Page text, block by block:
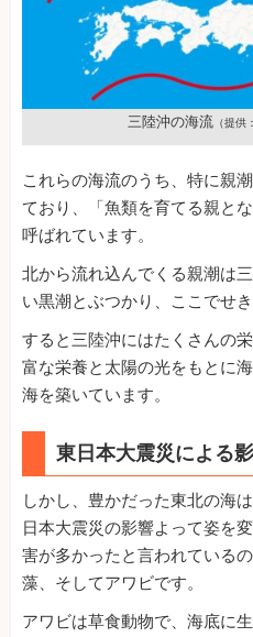
三陸沖の海流 （提供
これらの海流のうち、特に親
ており、「魚類を育てる親と
呼ばれています。
北から流れ込んでくる親潮は
い黒潮とぶつかり、ここでせき
すると三陸沖にはたくさんの
富な栄養と太陽の光をもとに
海を築いています。
東日本大震災による
しかし、豊かだった東北の海
日本大震災の影響よって姿を
害が多かったと言われている
藻、そしてアワビです。
アワビは草食動物で、海底に